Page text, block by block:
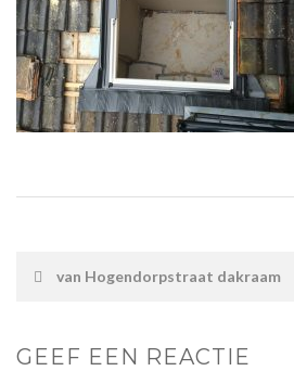
POST
van Hogendorpstraat dakraam
GEEF EEN REACTIE